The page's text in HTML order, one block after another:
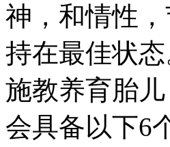
神，和情性
持在最佳状
施教养育胎
会具备以下